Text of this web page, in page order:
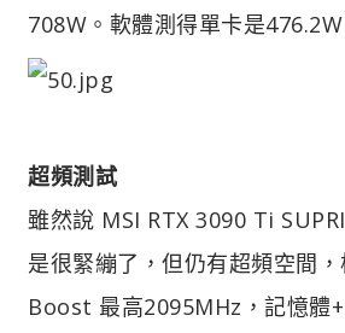
708W。軟體測得單卡是476.2W
超頻測試
雖然說 MSI RTX 3090 Ti
是很緊繃了，但仍有超頻空間
Boost 最高2095MHz，記憶體